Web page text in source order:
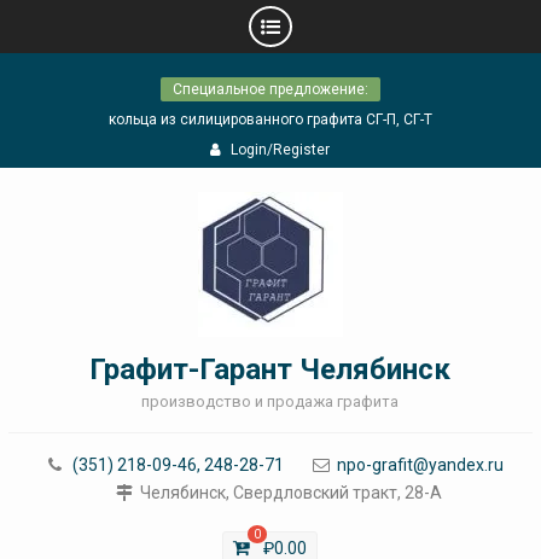
Специальное предложение:
кольца из силицированного графита СГ-П, СГ-Т
Login/Register
Графит-Гарант Челябинск
производство и продажа графита
(351) 218-09-46, 248-28-71
npo-grafit@yandex.ru
Челябинск, Свердловский тракт, 28-А
0
₽0.00